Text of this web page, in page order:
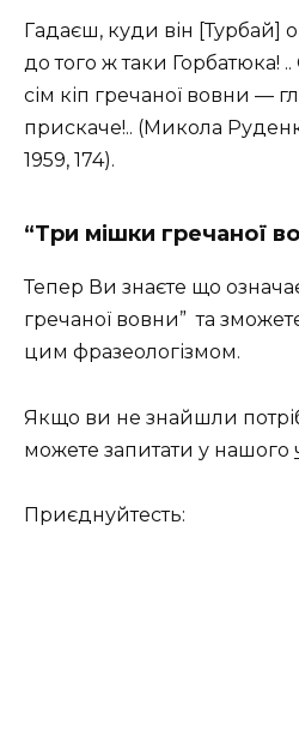
Гадаєш, куди він [Турбай]
до того ж таки Горбатюка!
сім кіп гречаної вовни —
прискаче!.. (Микола
1959, 174).
“Три мішки гречаної
Тепер Ви знаєте що
гречаної вовни” та
цим фразеологізмом.
Якщо ви не знайшли
можете запитати у нашого
Приєднуйтесть: